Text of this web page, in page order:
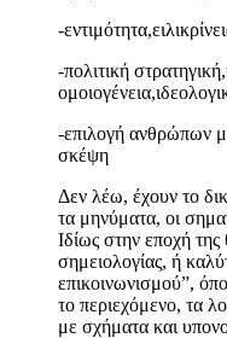
-
-πολιτική
-επιλογή ανθρώπων
σκέψη
Δεν λέω, έχουν το
τα μηνύματα, οι
Ιδίως στην εποχή της
σημειολογίας, ή
επικοινωνισμού”,
το περιεχόμενο, τα
με σχήματα και